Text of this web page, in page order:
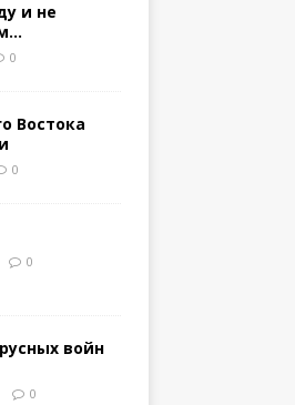
и не
0
Востока
0
0
войн
0